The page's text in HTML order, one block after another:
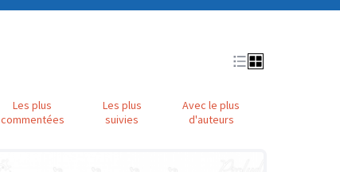
Les plus
commentées
Les plus
suivies
Avec le plus
d'auteurs